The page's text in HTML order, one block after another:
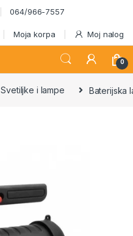
064/966-7557
Moja korpa Moj nalog
0
Svetiljke i lampe Baterijska